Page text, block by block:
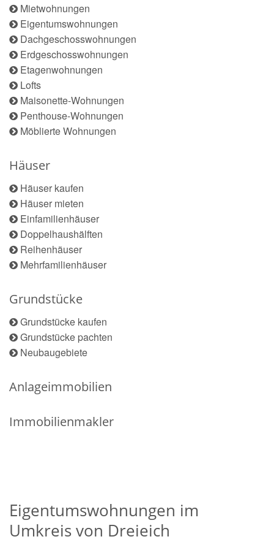
Mietwohnungen
Eigentumswohnungen
Dachgeschosswohnungen
Erdgeschosswohnungen
Etagenwohnungen
Lofts
Maisonette-Wohnungen
Penthouse-Wohnungen
Möblierte Wohnungen
Häuser
Häuser kaufen
Häuser mieten
Einfamilienhäuser
Doppelhaushälften
Reihenhäuser
Mehrfamilienhäuser
Grundstücke
Grundstücke kaufen
Grundstücke pachten
Neubaugebiete
Anlageimmobilien
Immobilienmakler
Eigentumswohnungen im
Umkreis von Dreieich